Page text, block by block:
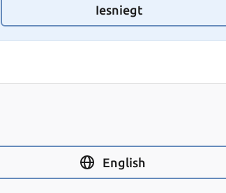
Iesniegt
English